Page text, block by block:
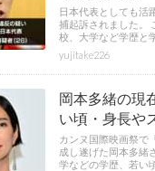
日本代表としても活
捕起訴されました。
校、大学など学歴と
yujitake226
岡本多緒の現
い頃・身長や
カンヌ国際映画祭で
成し遂げた岡本多緒
学などの学歴、若い